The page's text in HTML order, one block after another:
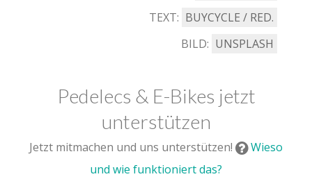
TEXT: BUYCYCLE / RED.
BILD: UNSPLASH
Pedelecs & E-Bikes jetzt
unterstützen
Jetzt mitmachen und uns unterstützen!
Wieso
und wie funktioniert das?